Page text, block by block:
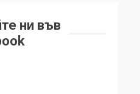
ни във
на